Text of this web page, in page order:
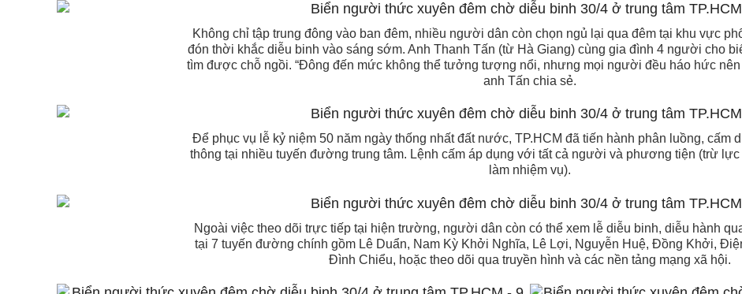
Không chỉ tập trung đông vào ban đêm, nhiều người dân còn chọn ngủ lại qua đêm tại khu vực
đón thời khắc diễu binh vào sáng sớm. Anh Thanh Tấn (từ Hà Giang) cùng gia đình 4 người cho
tìm được chỗ ngồi. “Đông đến mức không thể tưởng tượng nổi, nhưng mọi người đều háo hức nên
anh Tấn chia sẻ.
Để phục vụ lễ kỷ niệm 50 năm ngày thống nhất đất nước, TP.HCM đã tiến hành phân luồng, cấm
thông tại nhiều tuyến đường trung tâm. Lệnh cấm áp dụng với tất cả người và phương tiện (trừ
làm nhiệm vụ).
Ngoài việc theo dõi trực tiếp tại hiện trường, người dân còn có thể xem lễ diễu binh, diễu hành
tại 7 tuyến đường chính gồm Lê Duẩn, Nam Kỳ Khởi Nghĩa, Lê Lợi, Nguyễn Huệ, Đồng Khởi,
Đình Chiểu, hoặc theo dõi qua truyền hình và các nền tảng mạng xã hội.